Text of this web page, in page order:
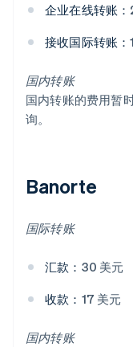
企业在线转账：
接收国际转账：
国内转账
国内转账的费用暂
询。
Banorte
国际转账
汇款： 30 美元
收款： 17 美元
国内转账